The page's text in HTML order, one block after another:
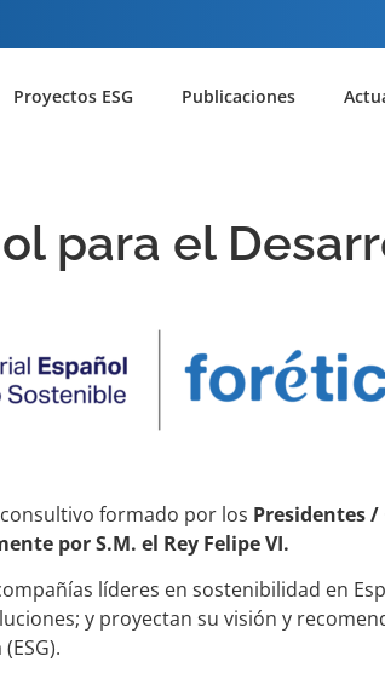
Proyectos ESG Publicaciones
para el
formado por los Presidentes /
por S.M. el Rey Felipe VI.
líderes en sostenibilidad en
y proyectan su visión y